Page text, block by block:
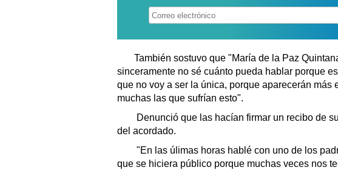
También sostuvo que "María de la Paz
sinceramente no sé cuánto pueda hablar porque
que no voy a ser la única, porque aparecerán más
muchas las que sufrían esto".
Denunció que las hacían firmar un recibo de
del acordado.
"En las úlimas horas hablé con uno de los
que se hiciera público porque muchas veces nos